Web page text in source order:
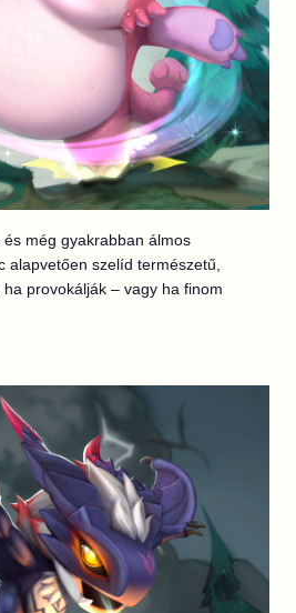
még gyakrabban álmos
alapvetően szelíd természetű,
provokálják – vagy ha finom